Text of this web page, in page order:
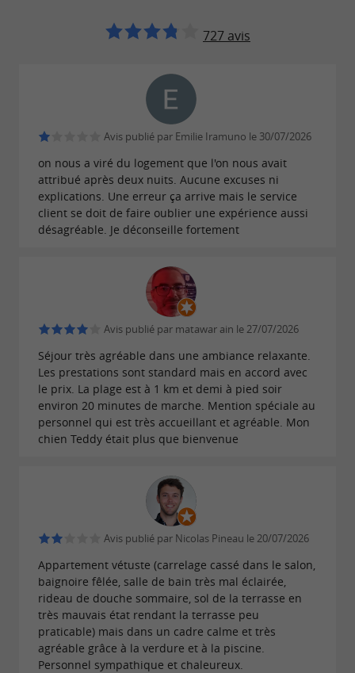
727 avis
Avis publié par Emilie Iramuno le 30/07/2026
on nous a viré du logement que l'on nous avait
attribué après deux nuits. Aucune excuses ni
explications. Une erreur ça arrive mais le service
client se doit de faire oublier une expérience aussi
désagréable. Je déconseille fortement
Avis publié par matawar ain le 27/07/2026
Séjour très agréable dans une ambiance relaxante.
Les prestations sont standard mais en accord avec
le prix. La plage est à 1 km et demi à pied soir
environ 20 minutes de marche. Mention spéciale au
personnel qui est très accueillant et agréable. Mon
chien Teddy était plus que bienvenue
Avis publié par Nicolas Pineau le 20/07/2026
Appartement vétuste (carrelage cassé dans le salon,
baignoire fêlée, salle de bain très mal éclairée,
rideau de douche sommaire, sol de la terrasse en
très mauvais état rendant la terrasse peu
praticable) mais dans un cadre calme et très
agréable grâce à la verdure et à la piscine.
Personnel sympathique et chaleureux.